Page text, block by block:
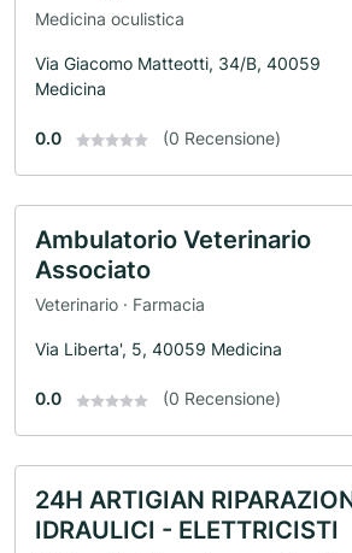
Medicina oculistica
Via Giacomo Matteotti, 34/B, 40059
Medicina
0.0 (0 Recensione)
Ambulatorio Veterinario
Associato
Veterinario · Farmacia
Via Liberta', 5, 40059 Medicina
0.0 (0 Recensione)
24H ARTIGIAN
IDRAULICI - ELETTRICISTI